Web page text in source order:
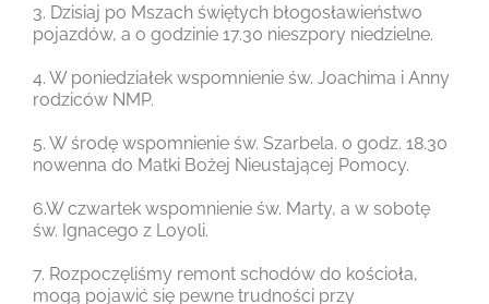
3. Dzisiaj po Mszach świętych błogosławieństwo
pojazdów, a o godzinie 17.30 nieszpory niedzielne.
4. W poniedziałek wspomnienie św. Joachima i Anny
rodziców NMP.
5. W środę wspomnienie św. Szarbela. 0 godz. 18.30
nowenna do Matki Bożej Nieustającej Pomocy.
6.W czwartek wspomnienie św. Marty, a w sobotę
św. Ignacego z Loyoli.
7. Rozpoczęliśmy remont schodów do kościoła,
mogą pojawić się pewne trudności przy